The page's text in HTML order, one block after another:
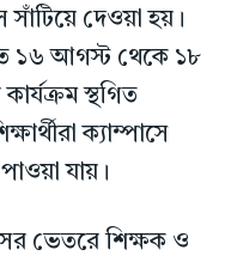
দেওয়া হয়।
১৬ আগস্ট থেকে ১৮
স্থগিত
ক্যাম্পাসে
যায়।
ভেতরে শিক্ষক ও